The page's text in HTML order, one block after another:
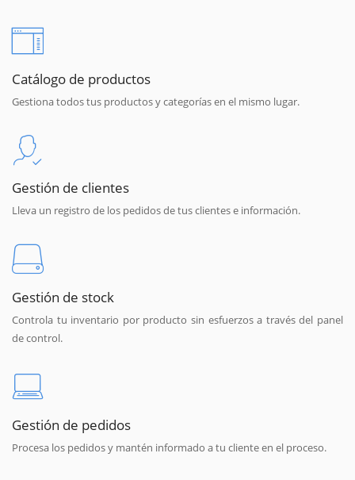
Catálogo de productos
Gestiona todos tus productos y categorías en el mismo lugar.
Gestión de clientes
Lleva un registro de los pedidos de tus clientes e información.
Gestión de stock
Controla tu inventario por producto sin esfuerzos a través del panel
de control.
Gestión de pedidos
Procesa los pedidos y mantén informado a tu cliente en el proceso.